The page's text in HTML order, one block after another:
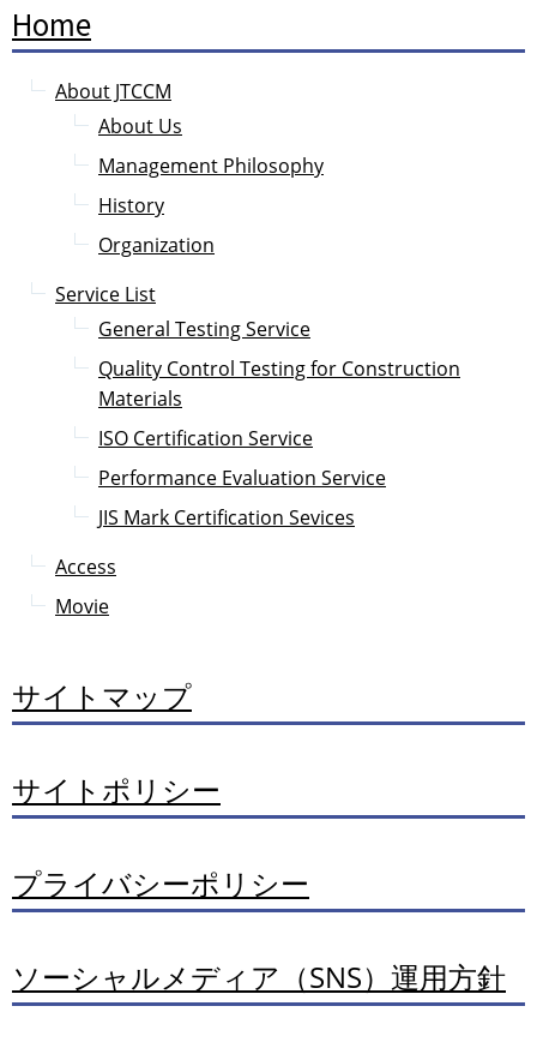
Home
About JTCCM
About Us
Management Philosophy
History
Organization
Service List
General Testing Service
Quality Control Testing for Construction
Materials
ISO Certification Service
Performance Evaluation Service
JIS Mark Certification Sevices
Access
Movie
サイトマップ
サイトポリシー
プライバシーポリシー
ソーシャルメディア（SNS）運用方針